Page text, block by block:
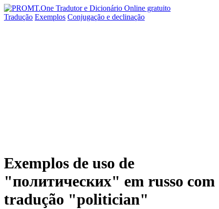
Tradução Exemplos Conjugação e declinação
Exemplos de uso de
"политических" em russo com
tradução "politician"